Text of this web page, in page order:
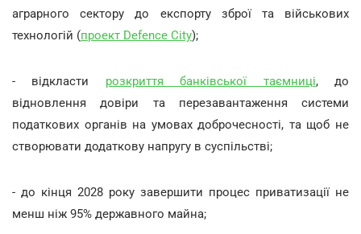
аграрного сектору до експорту зброї та військових
технологій (проект Defence City);
- відкласти розкриття банківської таємниці, до
відновлення довіри та перезавантаження системи
податкових органів на умовах доброчесності, та щоб не
створювати додаткову напругу в суспільстві;
- до кінця 2028 року завершити процес приватизації не
менш ніж 95% державного майна;